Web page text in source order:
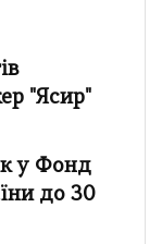
"Ясир"
у Фонд
до 30